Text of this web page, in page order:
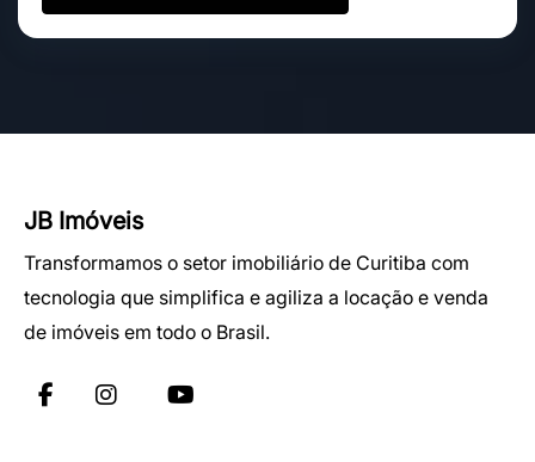
JB Imóveis
Transformamos o setor imobiliário de Curitiba com
tecnologia que simplifica e agiliza a locação e venda
de imóveis em todo o Brasil.